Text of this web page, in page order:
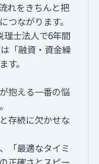
れをきちんと把
つながります。
理士法人で6年間
「融資・資金繰
す。
抱える一番の悩
存続に欠かせな
「最適なタイミ